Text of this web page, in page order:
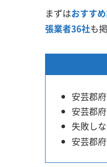
まずはおすす
張業者36社も
安芸郡
安芸郡
失敗し
安芸郡